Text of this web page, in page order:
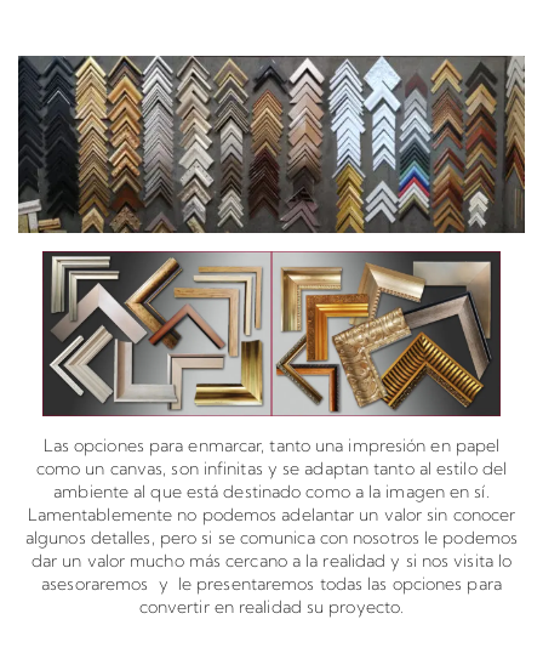
Las opciones para enmarcar, tanto una impresión en papel
como un canvas, son infinitas y se adaptan tanto al estilo del
ambiente al que está destinado como a la imagen en sí.
Lamentablemente no podemos adelantar un valor sin conocer
algunos detalles, pero si se comunica con nosotros le podemos
dar un valor mucho más cercano a la realidad y si nos visita lo
asesoraremos y le presentaremos todas las opciones para
convertir en realidad su proyecto.